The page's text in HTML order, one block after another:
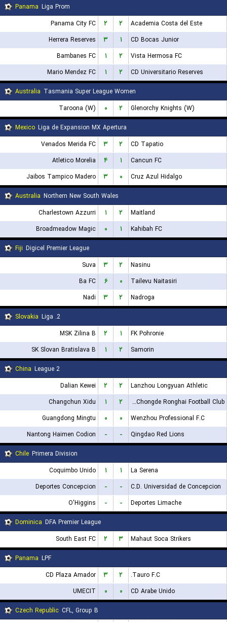
Panama Liga Prom
Panama City FC
۲ ۲
Academia Costa del Este
Herrera Reserves
۳ ۱
CD Bocas Junior
Bambanes FC
۱ ۲
Vista Hermosa FC
Mario Mendez FC
۱ ۲
CD Universitario Reserves
Australia Tasmania Super League Women
Taroona (W)
۰ ۲
Glenorchy Knights (W)
Mexico Liga de Expansion MX Apertura
Venados Merida FC
۳ ۲
CD Tapatio
Atletico Morelia
۴ ۱
Cancun FC
Jaibos Tampico Madero
۳ ۰
Cruz Azul Hidalgo
Australia Northern New South Wales
Charlestown Azzurri
۱ ۲
Maitland
Broadmeadow Magic
۰ ۱
Kahibah FC
Fiji Digicel Premier League
Suva
۳ ۲
Nasinu
Ba FC
۶ ۰
Tailevu Naitasiri
Nadi
۳ ۲
Nadroga
Slovakia
2. Liga
MSK Zilina B
۲ ۱
FK Pohronie
SK Slovan Bratislava B
۱ ۲
Samorin
China League 2
Dalian Kewei
۲ ۲
Lanzhou Longyuan Athletic
Changchun Xidu
۱ ۲
Shanxi Chongde Ronghai Football Club
Guangdong Mingtu
۰ ۰
Wenzhou Professional F.C
Nantong Haimen Codion
- -
Qingdao Red Lions
Chile Primera Division
Coquimbo Unido
۱ ۱
La Serena
Deportes Concepcion
- -
C.D. Universidad de Concepcion
O'Higgins
- -
Deportes Limache
Dominica DFA Premier League
South East FC
۲ ۳
Mahaut Soca Strikers
Panama LPF
CD Plaza Amador
۳ ۲
Tauro F.C.
UMECIT
۰ ۰
CD Arabe Unido
Czech Republic CFL, Group B